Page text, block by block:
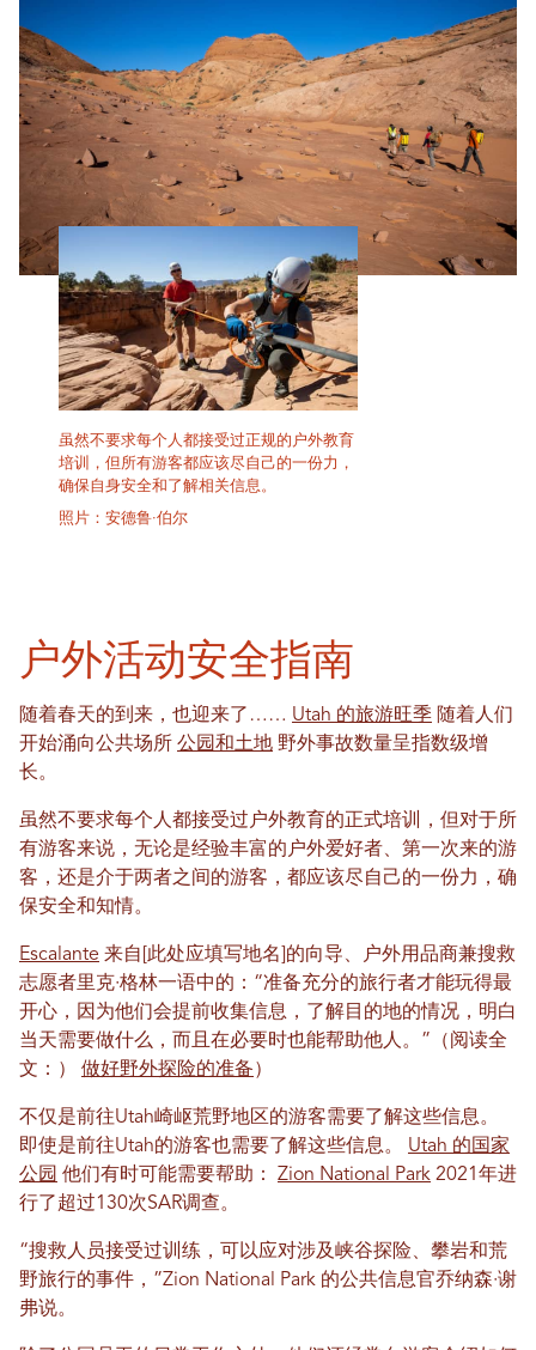
虽然不要求每个人都接受过正规的户外教育
培训，但所有游客都应该尽自己的一份力，
确保自身安全和了解相关信息。
照片：安德鲁·伯尔
户外活动安全指南
随着春天的到来，也迎来了…… Utah 的旅游旺季 随着人们
开始涌向公共场所 公园和土地 野外事故数量呈指数级增
长。
虽然不要求每个人都接受过户外教育的正式培训，但对于所
有游客来说，无论是经验丰富的户外爱好者、第一次来的游
客，还是介于两者之间的游客，都应该尽自己的一份力，确
保安全和知情。
Escalante 来自[此处应填写地名]的向导、户外用品商兼搜救
志愿者里克·格林一语中的：“准备充分的旅行者才能玩得最
开心，因为他们会提前收集信息，了解目的地的情况，明白
当天需要做什么，而且在必要时也能帮助他人。”（阅读全
文：） 做好野外探险的准备 ）
不仅是前往Utah崎岖荒野地区的游客需要了解这些信息。
即使是前往Utah的游客也需要了解这些信息。 Utah 的国家
公园 他们有时可能需要帮助： Zion National Park 2021年进
行了超过130次SAR调查。
“搜救人员接受过训练，可以应对涉及峡谷探险、攀岩和荒
野旅行的事件，”Zion National Park 的公共信息官乔纳森·谢
弗说。